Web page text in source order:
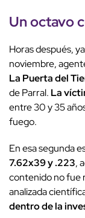
Unoctavo
Horas después,
noviembre,
La Puerta del
de Parral. La
entre 30 y 35
fuego.
En esa segunda
7.62x39 y .223,
contenido no fue
analizada
dentro de la